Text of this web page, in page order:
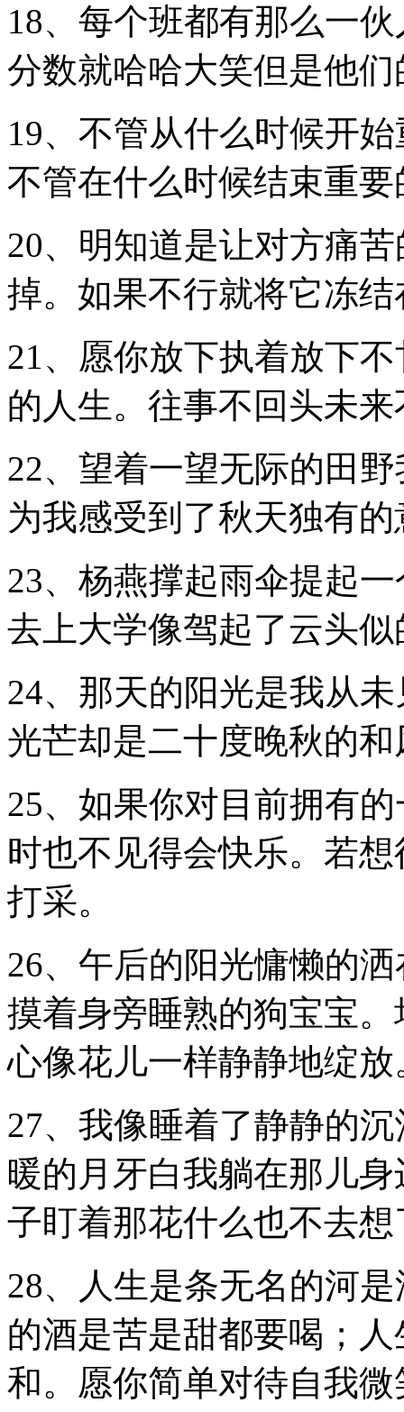
18、每个班都有那么一
分数就哈哈大笑但是他
19、不管从什么时候开
不管在什么时候结束重
20、明知道是让对方痛
掉。如果不行就将它冻
21、愿你放下执着放下
的人生。往事不回头未
22、望着一望无际的田
为我感受到了秋天独有
23、杨燕撑起雨伞提起
去上大学像驾起了云头
24、那天的阳光是我从
光芒却是二十度晚秋的
25、如果你对目前拥有
时也不见得会快乐。若
打采。
26、午后的阳光慵懒的
摸着身旁睡熟的狗宝宝
心像花儿一样静静地绽放
27、我像睡着了静静的
暖的月牙白我躺在那儿
子盯着那花什么也不去想
28、人生是条无名的河
的酒是苦是甜都要喝；
和。愿你简单对待自我